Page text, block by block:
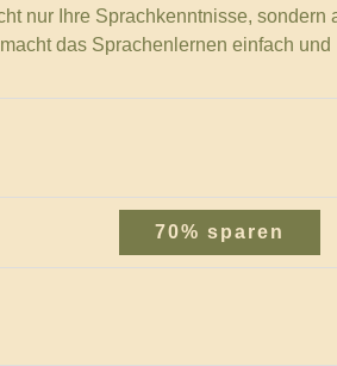
nur Ihre Sprachkenntnisse, sondern
macht das Sprachenlernen einfach und
70% sparen